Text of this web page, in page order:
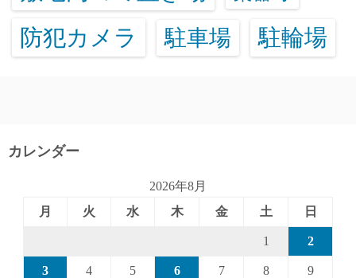
防犯カメラ 駐車場 駐輪場
カレンダー
2026年8月
月
火 水 木 金 土 日
1 2
3 4 5 6 7 8 9